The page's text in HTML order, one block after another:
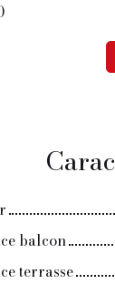
balcon
terrasse